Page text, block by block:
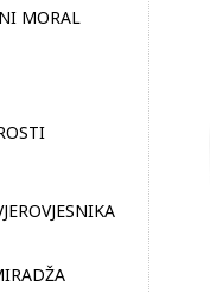
MORAL